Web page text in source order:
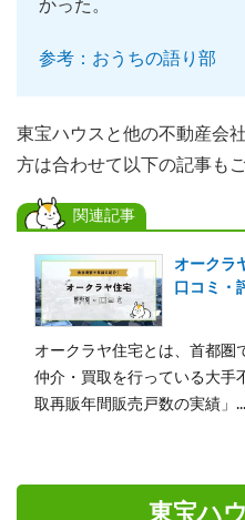
かった。
参考：おうちの語り部
東宝ハウスと他の不動産会
方は合わせて以下の記事も
関連記事
オークラ
口コミ・
オークラヤ住宅とは、首都圏
仲介・買取を行っている大手
取再販年間販売戸数の実績」...
東宝ハ